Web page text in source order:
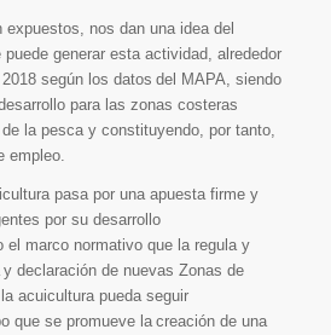
expuestos, nos dan una idea del
generar esta actividad, alrededor
según los datos del MAPA, siendo
para las zonas costeras
la pesca y constituyendo, por tanto,
empleo.
pasa por una apuesta firme y
por su desarrollo
marco normativo que la regula y
declaración de nuevas Zonas de
acuicultura pueda seguir
que se promueve la creación de una